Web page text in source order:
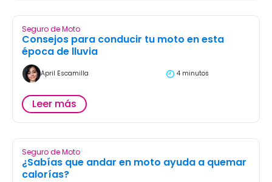
Seguro de Moto
Consejos para conducir tu moto en esta
época de lluvia
April Escamilla 4 minutos
Leer más
Seguro de Moto
¿Sabías que andar en moto ayuda a quemar
calorías?